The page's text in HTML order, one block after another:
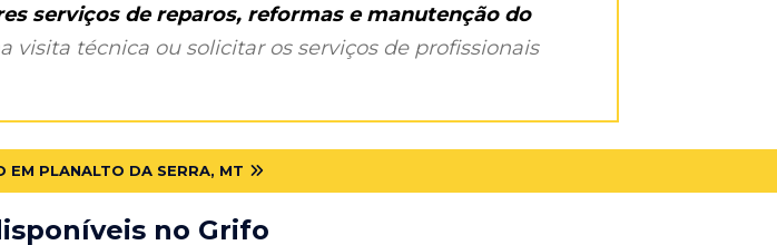
serviços de reparos, reformas e manutenção do
visita técnica ou solicitar os serviços de profissionais
EM PLANALTO DA SERRA, MT
no Grifo